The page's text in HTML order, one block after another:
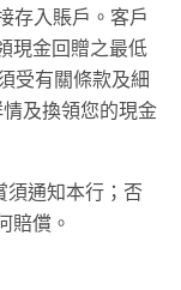
存入賬戶。客戶
現金回贈之最低
受有關條款及細
及換領您的現金
須通知本行；否
賠償。